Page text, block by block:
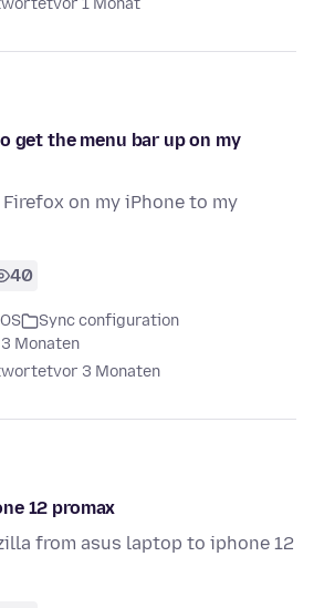
vor 1 Monat
get the menu bar up on my
on my iPhone to my
40
Sync configuration
Monaten
vor 3 Monaten
12 promax
from asus laptop to iphone 12